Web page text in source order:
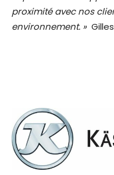
proximité avec nos
environnement. »Gilles